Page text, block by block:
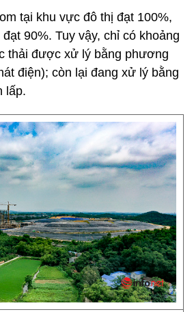
tại khu vực đô thị đạt 100%,
90%. Tuy vậy, chỉ có khoảng
thải được xử lý bằng phương
điện); còn lại đang xử lý bằng
lấp.